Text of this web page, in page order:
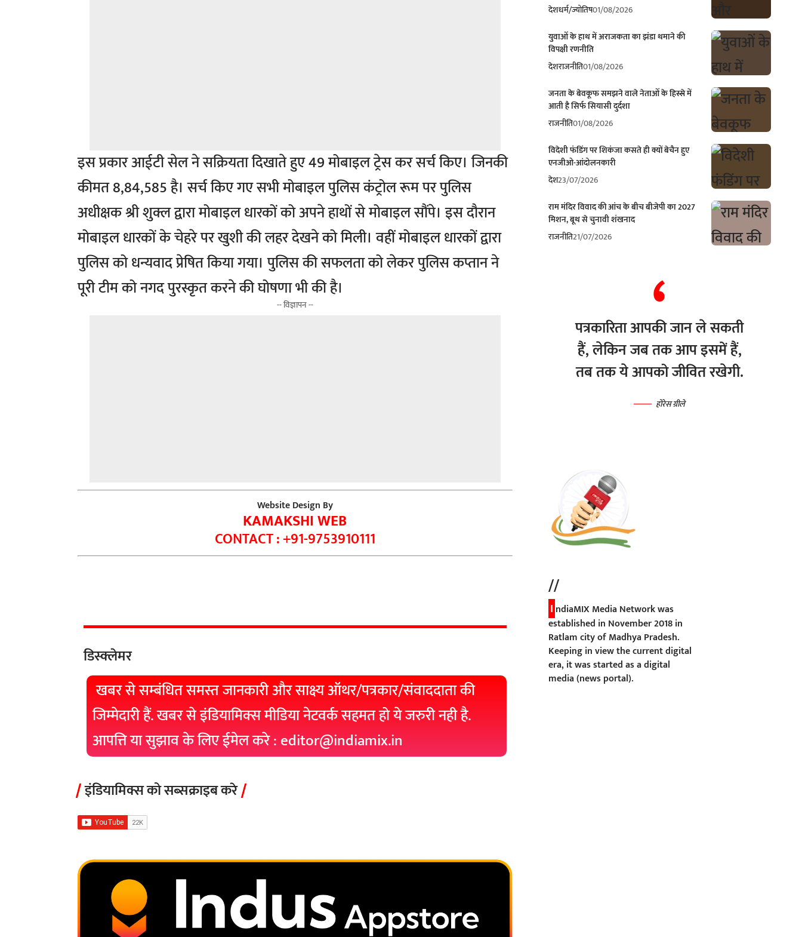
इस प्रकार आईटी सेल ने सक्रियता दिखाते हुए 49 मोबाइल ट्रेस कर सर्च किए। जिनकी
कीमत 8,84,585 है। सर्च किए गए सभी मोबाइल पुलिस कंट्रोल रूम पर पुलिस
अधीक्षक श्री शुक्ल द्वारा मोबाइल धारकों को अपने हाथों से मोबाइल सौंपे। इस दौरान
मोबाइल धारकों के चेहरे पर खुशी की लहर देखने को मिली। वहीं मोबाइल धारकों द्वारा
पुलिस को धन्यवाद प्रेषित किया गया। पुलिस की सफलता को लेकर पुलिस कप्तान ने
पूरी टीम को नगद पुरस्कृत करने की घोषणा भी की है।
-- विज्ञापन --
Website Design By
KAMAKSHI WEB
CONTACT : +91-9753910111
डिस्क्लेमर
खबर से सम्बंधित समस्त जानकारी और साक्ष्य ऑथर/पत्रकार/संवाददाता की
जिम्मेदारी हैं. खबर से इंडियामिक्स मीडिया नेटवर्क सहमत हो ये जरुरी नही है.
आपत्ति या सुझाव के लिए ईमेल करे : editor@indiamix.in
इंडियामिक्स को सब्सक्राइब करे
देशधर्म/ज्योतिष01/08/2026
युवाओं के हाथ में अराजकता का झंडा थमाने की
विपक्षी रणनीति
देशराजनीति01/08/2026
जनता के बेवकूफ समझने वाले नेताओं के हिस्से में
आती है सिर्फ सियासी दुर्दशा
राजनीति01/08/2026
विदेशी फंडिंग पर शिकंजा कसते ही क्यों बेचैन हुए
एनजीओ-आंदोलनकारी
देश23/07/2026
राम मंदिर विवाद की आंच के बीच बीजेपी का 2027
मिशन, बूथ से चुनावी शंखनाद
राजनीति21/07/2026
पत्रकारिता आपकी जान ले सकती
हैं, लेकिन जब तक आप इसमें हैं,
तब तक ये आपको जीवित रखेगी.
होरेस ग्रीले
//
I ndiaMIX Media Network was
established in November 2018 in
Ratlam city of Madhya Pradesh.
Keeping in view the current digital
era, it was started as a digital
media (news portal).